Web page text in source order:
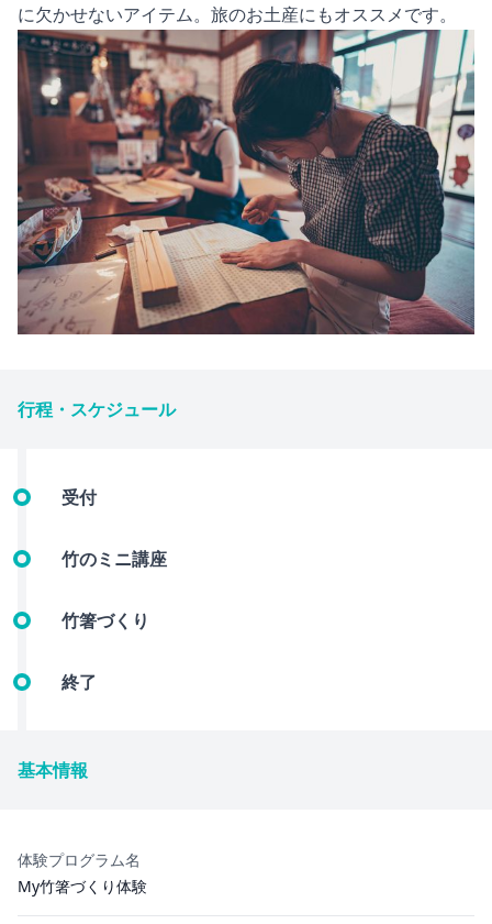
に欠かせないアイテム。旅のお土産にもオススメです。
行程・スケジュール
受付
竹のミニ講座
竹箸づくり
終了
基本情報
体験プログラム名
My竹箸づくり体験